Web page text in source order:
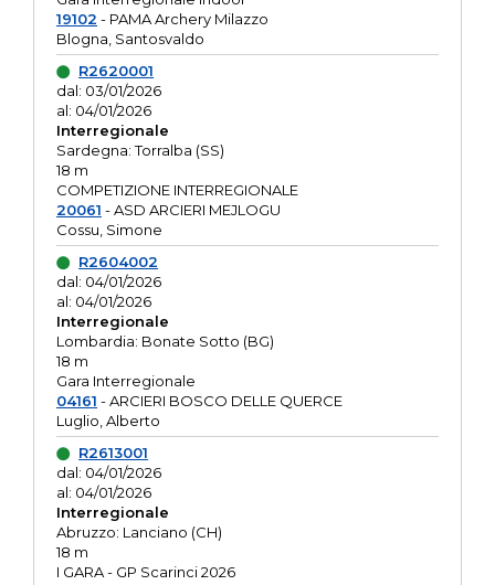
19102 - PAMA Archery Milazzo
Blogna, Santosvaldo
R2620001
dal: 03/01/2026
al: 04/01/2026
Interregionale
Sardegna: Torralba (SS)
18 m
COMPETIZIONE INTERREGIONALE
20061 - ASD ARCIERI MEJLOGU
Cossu, Simone
R2604002
dal: 04/01/2026
al: 04/01/2026
Interregionale
Lombardia: Bonate Sotto (BG)
18 m
Gara Interregionale
04161 - ARCIERI BOSCO DELLE QUERCE
Luglio, Alberto
R2613001
dal: 04/01/2026
al: 04/01/2026
Interregionale
Abruzzo: Lanciano (CH)
18 m
I GARA - GP Scarinci 2026